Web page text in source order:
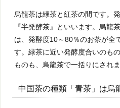
烏龍茶は緑茶と紅茶の間です。
『半発酵茶』といいます。烏龍
は、発酵度10～80％のお茶が全
す。緑茶に近い発酵度合いのも
ものも、烏龍茶で一括りにされま
中国茶の種類「青茶」は烏